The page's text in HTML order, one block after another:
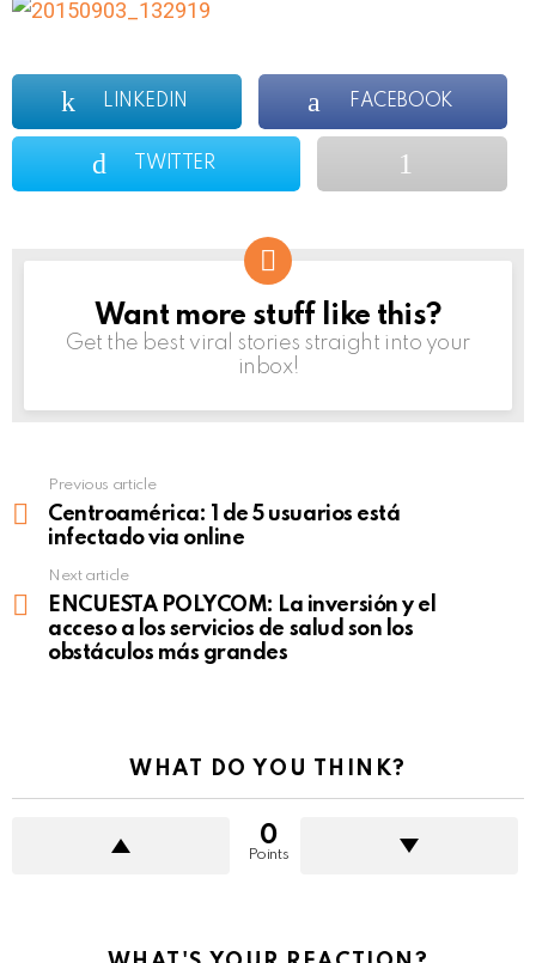
LINKEDIN FACEBOOK
TWITTER
NEWSLETTER
Want more stuff like this?
Get the best viral stories straight into your
inbox!
more
Previous article
Centroamérica: 1 de 5 usuarios está
infectado via online
Next article
ENCUESTA POLYCOM: La inversión y el
acceso a los servicios de salud son los
obstáculos más grandes
WHAT DO YOU THINK?
0
Points